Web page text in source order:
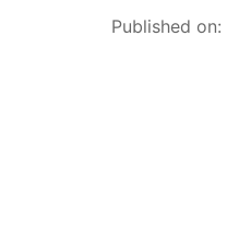
Published on: